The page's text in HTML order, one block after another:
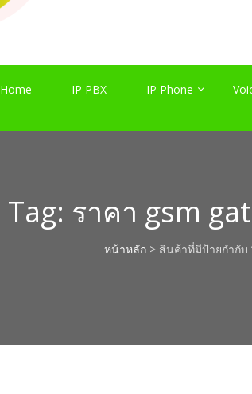
Home IP PBX IP Phone
Tag: ราคา gsm
หน้าหลัก> สินค้าที่มีป้ายกำกับ